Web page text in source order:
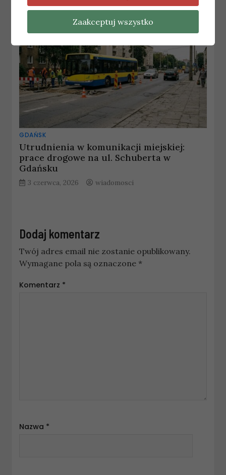
GDAŃSK
Utrudnienia w komunikacji miejskiej:
prace drogowe na ul. Schuberta w
Gdańsku
3 czerwca, 2026 wiadomosci
Dodaj komentarz
Twój adres email nie zostanie opublikowany.
Wymagane pola są oznaczone *
Komentarz *
Nazwa *
Zaakceptuj wszystko